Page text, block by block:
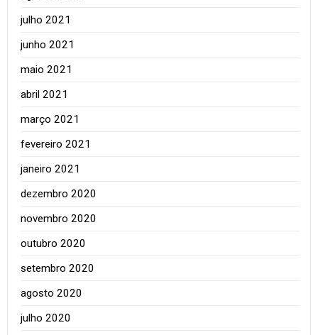
julho 2021
junho 2021
maio 2021
abril 2021
março 2021
fevereiro 2021
janeiro 2021
dezembro 2020
novembro 2020
outubro 2020
setembro 2020
agosto 2020
julho 2020